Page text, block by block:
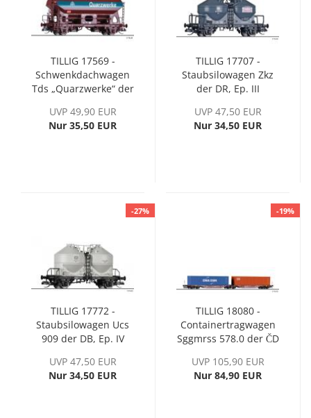
TILLIG 17569 -
Schwenkdachwagen
Tds „Quarzwerke“ der
UVP 49,90 EUR
Nur 35,50 EUR
TILLIG 17707 -
Staubsilowagen Zkz
der DR, Ep. III
UVP 47,50 EUR
Nur 34,50 EUR
-27%
TILLIG 17772 -
Staubsilowagen Ucs
909 der DB, Ep. IV
UVP 47,50 EUR
Nur 34,50 EUR
-19%
TILLIG 18080 -
Containertragwagen
Sggmrss 578.0 der ČD
UVP 105,90 EUR
Nur 84,90 EUR